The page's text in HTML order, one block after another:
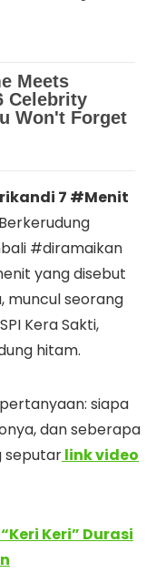
7 #Menit
#diramaikan
yang disebut
muncul seorang
Kera Sakti,
hitam.
siapa
dan seberapa
seputarlink video
Keri” Durasi